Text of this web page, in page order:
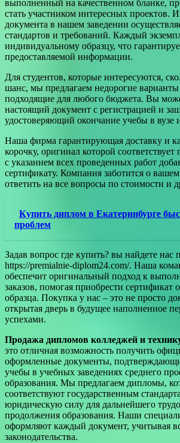
выполненный на качественном бланке,
стать участником интересных проектов.
документа в нашем заведении
стандартов и требований. Каждый
индивидуальному образцу, что
предоставляемой информации.
Для студентов, которые интересуются,
шанс, мы предлагаем недорогие варианты
подходящие для любого бюджета. Вы
настоящий документ с регистрацией и
удостоверяющий окончание учебы в вузе
Наша фирма гарантирующая доставку и
корочку, оригинал которой
с указанием всех проведенных работ
сертификату. Компания заботится о
ответить на все вопросы по стоимости и
Купить диплом в Екатеринбурге
проблем
Задав вопрос где купить? вы найдете нас
https://premialnie-diplom24.com/. Наша
обеспечит оригинальный подход к
заказов, помогая приобрести сертификат
образца. Покупка у нас – это не просто
открытая дверь в будущее наполненное
успехами.
Продажа дипломов колледжей и
это отличная возможность получить
оформленные документы,
учебы в учебных заведениях среднего
образования. Мы предлагаем дипломы,
соответствуют государственным
юридическую силу для дальнейшего
продолжения образования. Наши
оформляют каждый документ, учитывая
законодательства.